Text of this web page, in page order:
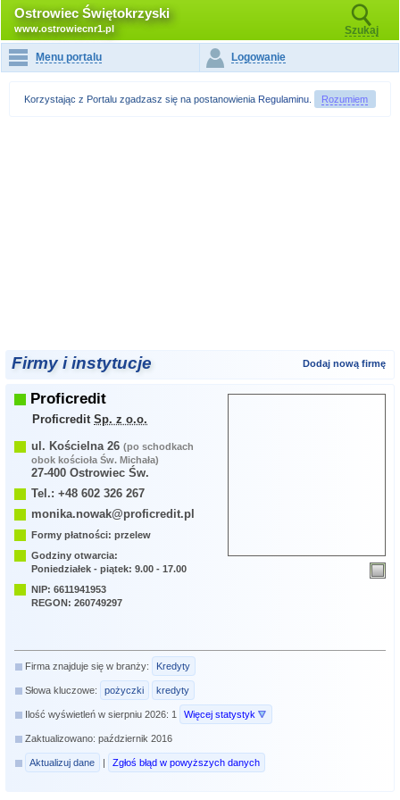
Ostrowiec Świętokrzyski
www.ostrowiecnr1.pl Szukaj
Menu portalu Logowanie
Korzystając z Portalu zgadzasz się na postanowienia Regulaminu Rozumiem
Firmy i instytucje Dodaj nową firmę
Proficredit
ProficreditSp. z o.o.
ul. Kościelna 26(po schodkach
obok kościoła Św. Michała)
27-400 Ostrowiec Św.
Tel.: +48 602 326 267
monika.nowak@proficredit.pl
Formy płatności: przelew
Godziny otwarcia:
Poniedziałek - piątek: 9.00 - 17.00
NIP: 6611941953
REGON: 260749297
Firma znajduje się w branży: Kredyty
Słowa kluczowe: pożyczki kredyty
Ilość wyświetleń w sierpniu 2026: 1 Więcej statystyk
Zaktualizowano: październik 2016
Aktualizuj dane | Zgłoś błąd w powyższych danych